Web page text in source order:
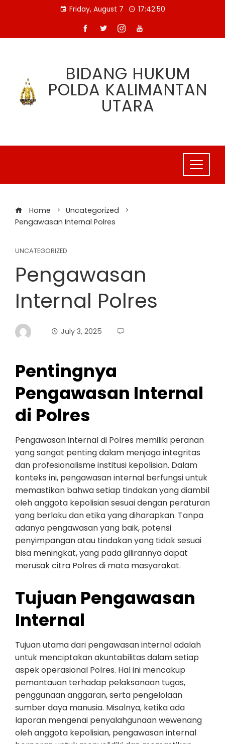
Friday, August 7 17:42:50
BIDANG HUKUM
POLDA KALIMANTAN
UTARA
Home
Uncategorized
Pengawasan Internal Polres
UNCATEGORIZED
Pengawasan
Internal Polres
July 3, 2025
Pentingnya
Pengawasan Internal
di Polres
Pengawasan internal di Polres memiliki peranan
yang sangat penting dalam menjaga integritas
dan profesionalisme institusi kepolisian. Dalam
konteks ini, pengawasan internal berfungsi untuk
memastikan bahwa setiap tindakan yang diambil
oleh anggota kepolisian sesuai dengan peraturan
yang berlaku dan etika yang diharapkan. Tanpa
adanya pengawasan yang baik, potensi
penyimpangan atau tindakan yang tidak sesuai
bisa meningkat, yang pada gilirannya dapat
merusak citra Polres di mata masyarakat.
Tujuan Pengawasan
Internal
Tujuan utama dari pengawasan internal adalah
untuk menciptakan akuntabilitas dalam setiap
aspek operasional Polres. Hal ini mencakup
pemantauan terhadap pelaksanaan tugas,
penggunaan anggaran, serta pengelolaan
sumber daya manusia. Misalnya, ketika ada
laporan mengenai penyalahgunaan wewenang
oleh anggota kepolisian, pengawasan internal